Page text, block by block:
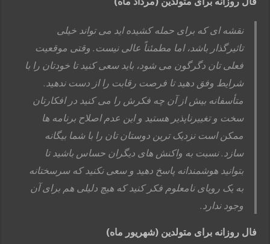
نقشه ای که برای حمله کشیده اید می تواند خیلی
تاثیرگذار باشد، اما مطمئناً عالی نیست. وقتی موقعیت
فعلی تان دگرگون می شود، باید سعی کنید تا خودتان را با
شرایط وفق دهید تا فرصت رقابت را از دست ندهید.
متأسفانه بیش از آن چه فکرش را می کنید در افکارتان
سخت و تغییرناپذیر هستید و این عدم اصلاح برنامه ها
ممکن است نزدیک ترین دوستان تان را با شما بیگانه
سازد. نسبت به واکنش های دیگران حساس باشید تا
بتوانید هوشمندانه پاسخ دهید و سعی نکنید که سرسختانه
به یک رویای نامعلوم فکر کنید که هیچ دلیلی هم برای آن
وجود ندارد.
فال روزانه برای متولدین (شهریور ماه)